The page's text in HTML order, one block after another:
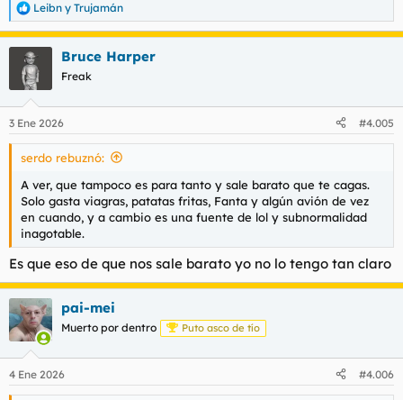
R
e
a
e
s
Leibn y Trujamán
Bruce Harper
Freak
3 Ene 2026 #4.005
serdo rebuznó:
A ver, que tampoco es para tanto y sale barato que te cagas.
Solo gasta viagras, patatas fritas, Fanta y algún avión de vez
en cuando, y a cambio es una fuente de lol y subnormalidad
inagotable.
Es que eso de que nos sale barato yo no lo tengo tan claro
pai-mei
Muerto por dentro Puto asco de tío
4 Ene 2026 #4.006